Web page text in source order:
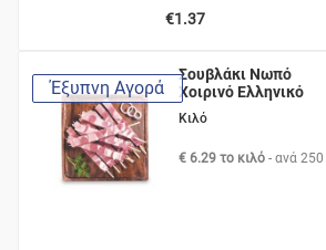
€1.37
Έξυπνη Αγορά
Σουβλάκι Νωπό
Χοιρινό Ελληνικό
Κιλό
€ 6.29 το κιλό - ανά250